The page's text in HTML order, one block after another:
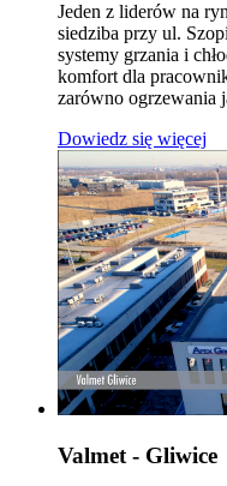
Jeden z liderów na
siedziba przy ul.
systemy grzania i
komfort dla
zarówno ogrzewania
Dowiedz się więcej
Valmet - Gliwice